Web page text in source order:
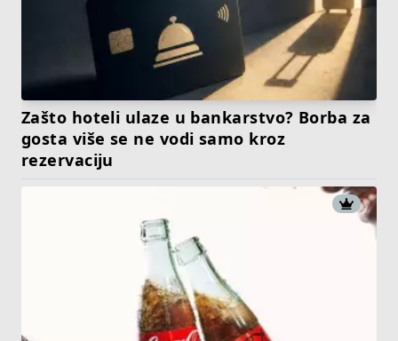
Zašto hoteli ulaze u bankarstvo? Borba za
gosta više se ne vodi samo kroz
rezervaciju